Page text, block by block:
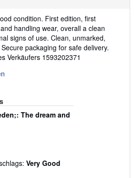
condition. First edition, first
handling wear, overall a clean
signs of use. Clean, unmarked,
packaging for safe delivery.
Verkäufers 1593202371
The dream and
Very Good